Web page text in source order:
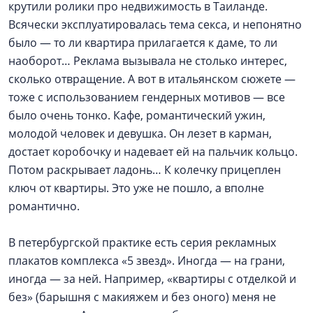
крутили ролики про недвижимость в Таиланде.
Всячески эксплуатировалась тема секса, и непонятно
было — то ли квартира прилагается к даме, то ли
наоборот… Реклама вызывала не столько интерес,
сколько отвращение. А вот в итальянском сюжете —
тоже с использованием гендерных мотивов — все
было очень тонко. Кафе, романтический ужин,
молодой человек и девушка. Он лезет в карман,
достает коробочку и надевает ей на пальчик кольцо.
Потом раскрывает ладонь… К колечку прицеплен
ключ от квартиры. Это уже не пошло, а вполне
романтично.
В петербургской практике есть серия рекламных
плакатов комплекса «5 звезд». Иногда — на грани,
иногда — за ней. Например, «квартиры с отделкой и
без» (барышня с макияжем и без оного) меня не